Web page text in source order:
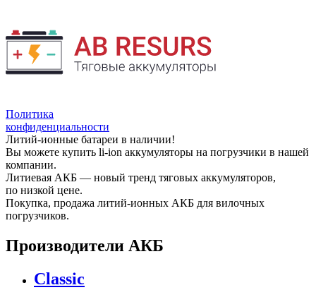
Политика
конфиденциальности
Литий-ионные батареи в наличии!
Вы можете купить li-ion аккумуляторы на погрузчики в нашей
компании.
Литиевая АКБ — новый тренд тяговых аккумуляторов,
по низкой цене.
Покупка, продажа литий-ионных АКБ для вилочных
погрузчиков.
Производители АКБ
Classic